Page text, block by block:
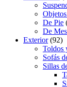
De Pie
De
Exterior(92)
Toldos
Sofás
Sillas